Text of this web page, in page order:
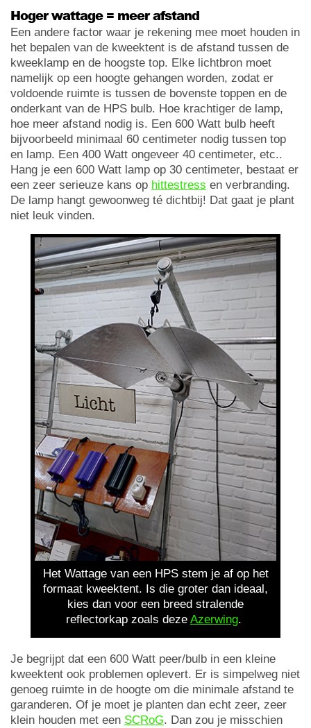
Hoger wattage = meer afstand
Een andere factor waar je rekening mee moet houden in
het bepalen van de kweektent is de afstand tussen de
kweeklamp en de hoogste top. Elke lichtbron moet
namelijk op een hoogte gehangen worden, zodat er
voldoende ruimte is tussen de bovenste toppen en de
onderkant van de HPS bulb. Hoe krachtiger de lamp,
hoe meer afstand nodig is. Een 600 Watt bulb heeft
bijvoorbeeld minimaal 60 centimeter nodig tussen top
en lamp. Een 400 Watt ongeveer 40 centimeter, etc..
Hang je een 600 Watt lamp op 30 centimeter, bestaat er
een zeer serieuze kans op hittestress en verbranding.
De lamp hangt gewoonweg té dichtbij! Dat gaat je plant
niet leuk vinden.
Het Wattage van een HPS stem je af op het
formaat kweektent. Is die groter dan ideaal,
kies dan voor een breed stralende
reflectorkap zoals deze Azerwing.
Je begrijpt dat een 600 Watt peer/bulb in een kleine
kweektent ook problemen oplevert. Er is simpelweg niet
genoeg ruimte in de hoogte om die minimale afstand te
garanderen. Of je moet je planten dan echt zeer, zeer
klein houden met een SCRoG. Dan zou je misschien